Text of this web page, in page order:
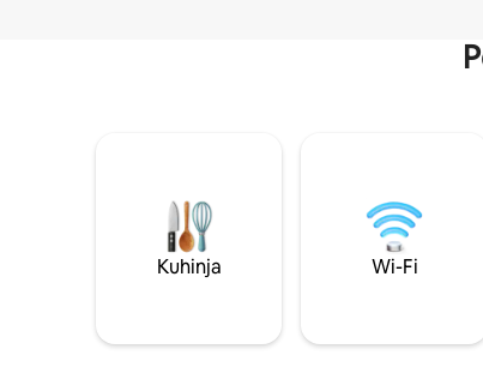
Kuhinja Wi-Fi